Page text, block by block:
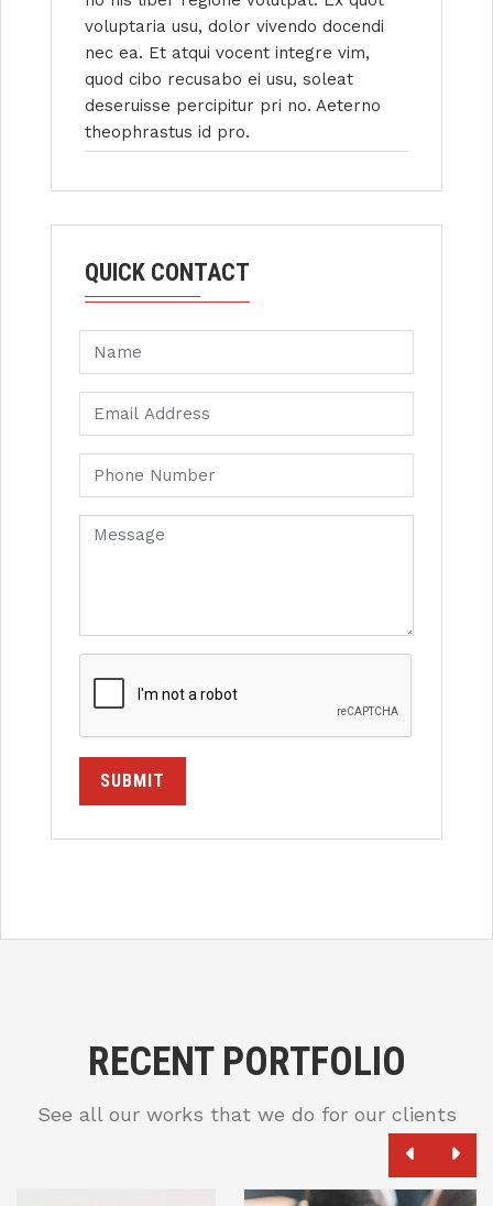
voluptaria usu, dolor vivendo docendi
nec ea. Et atqui vocent integre vim,
quod cibo recusabo ei usu, soleat
deseruisse percipitur pri no. Aeterno
theophrastus id pro.
QUICK CONTACT
SUBMIT
RECENT PORTFOLIO
See all our works that we do for our clients